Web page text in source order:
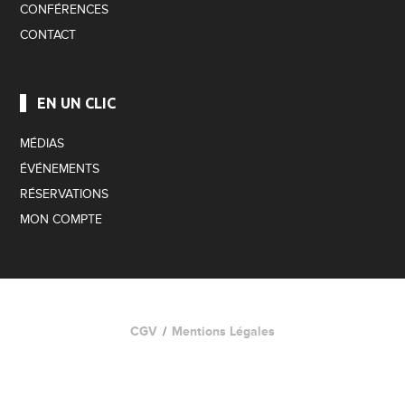
CONFÉRENCES
CONTACT
EN UN CLIC
MÉDIAS
ÉVÉNEMENTS
RÉSERVATIONS
MON COMPTE
CGV Mentions Légales